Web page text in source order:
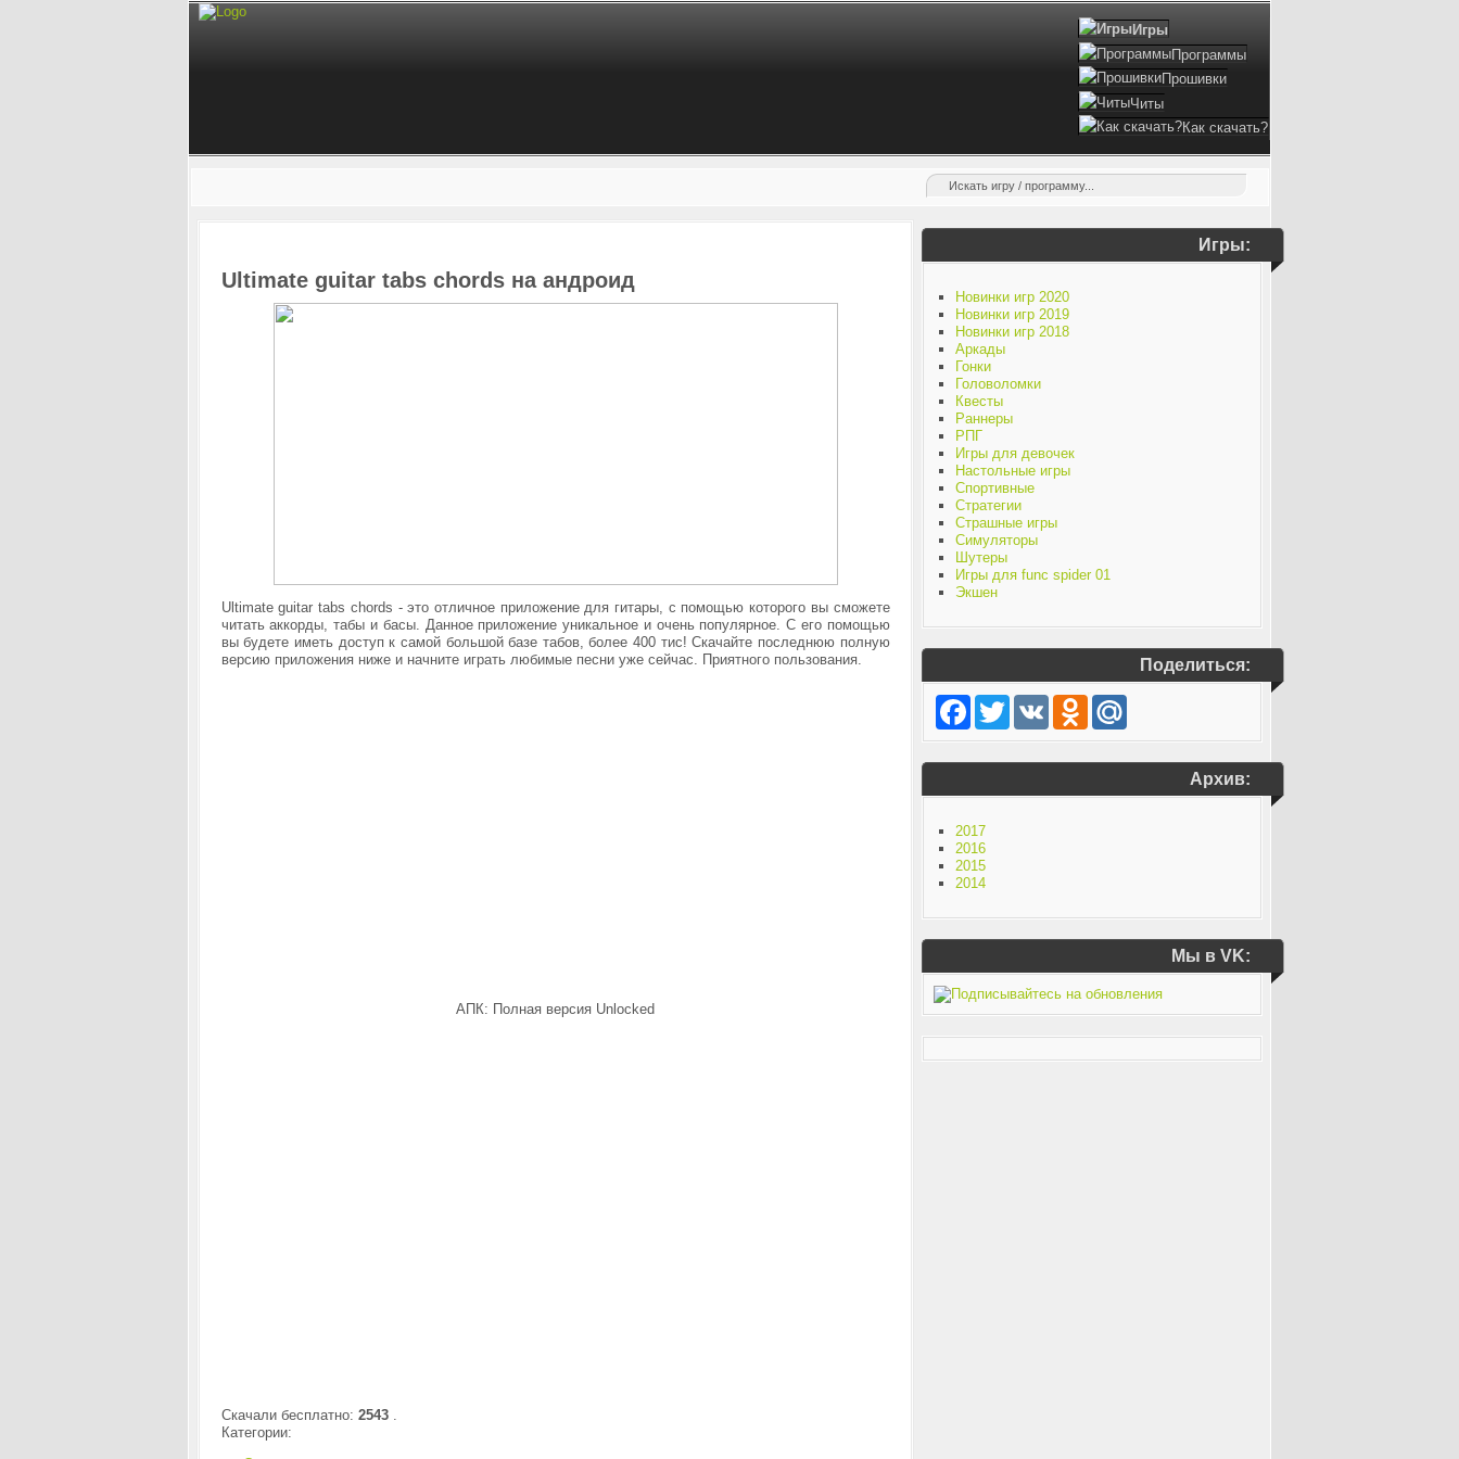
Игры
Программы
Прошивки
Читы
Как скачать?
Ultimate guitar tabs chords на андроид
Ultimate guitar tabs chords - это отличное приложение для гитары, с помощью которого вы сможете
читать аккорды, табы и басы. Данное приложение уникальное и очень популярное. С его помощью
вы будете иметь доступ к самой большой базе табов, более 400 тис! Скачайте последнюю полную
версию приложения ниже и начните играть любимые песни уже сейчас. Приятного пользования.
АПК: Полная версия Unlocked
Скачали бесплатно: 2543.
Категории:
Игры:
Новинки игр 2020
Новинки игр 2019
Новинки игр 2018
Аркады
Гонки
Головоломки
Квесты
Раннеры
РПГ
Игры для девочек
Настольные игры
Спортивные
Стратегии
Страшные игры
Симуляторы
Шутеры
Игры для func spider 01
Экшен
Поделиться:
FacebookTwitter VK Odnoklassniki
Архив:
2017
2016
2015
2014
Мы в VK: